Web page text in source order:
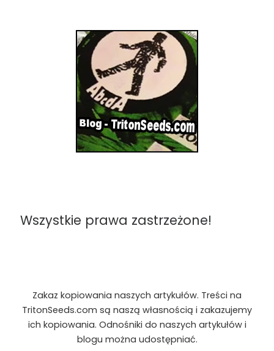
Wszystkie prawa zastrzeżone!
Zakaz kopiowania naszych artykułów. Treści na
TritonSeeds.com są naszą własnością i zakazujemy
ich kopiowania. Odnośniki do naszych artykułów i
blogu można udostępniać.